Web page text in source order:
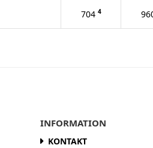
704 4
INFORMATION
KONTAKT